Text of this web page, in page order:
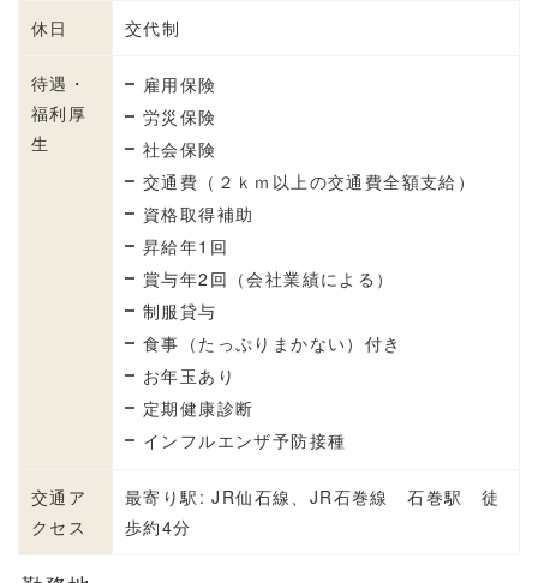
休日 交代制
待遇・
福利厚
生
雇用保険
労災保険
社会保険
交通費（２ｋｍ以上の交通費全額支給）
資格取得補助
昇給年1回
賞与年2回（会社業績による）
制服貸与
食事（たっぷりまかない）付き
お年玉あり
定期健康診断
インフルエンザ予防接種
交通ア
クセス
最寄り駅: JR仙石線、JR石巻線 石巻駅 徒
歩約4分